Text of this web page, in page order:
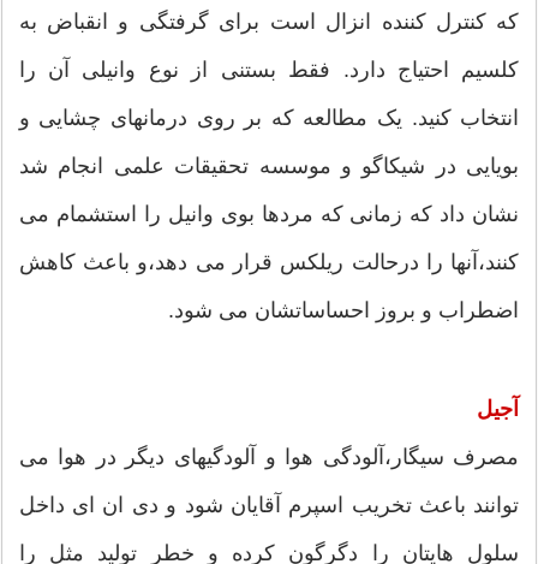
که کنترل کننده انزال است برای گرفتگی و انقباض به
کلسیم احتیاج دارد. فقط بستنی از نوع وانیلی آن را
انتخاب کنید. یک مطالعه که بر روی درمانهای چشایی و
بویایی در شیکاگو و موسسه تحقیقات علمی انجام شد
نشان داد که زمانی که مردها بوی وانیل را استشمام می
کنند،آنها را درحالت ریلکس قرار می دهد،و باعث کاهش
اضطراب و بروز احساساتشان می شود.
آجیل
مصرف سیگار،آلودگی هوا و آلودگیهای دیگر در هوا می
توانند باعث تخریب اسپرم آقایان شود و دی ان ای داخل
سلول هایتان را دگرگون کرده و خطر تولید مثل را